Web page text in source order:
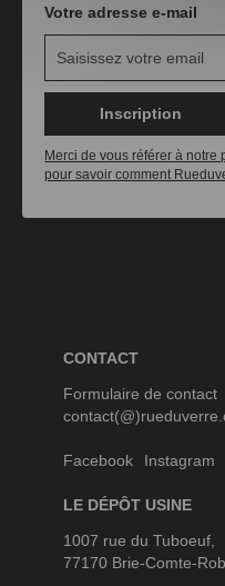
Votre adresse e-mail
Inscription
Merci de vous référer à
pour savoir comment
CONTACT
Formulaire de contact
Facebook Instagram
LE DÉPÔT USINE
1007 rue du Tuboeuf,
77170 Brie-Comte-